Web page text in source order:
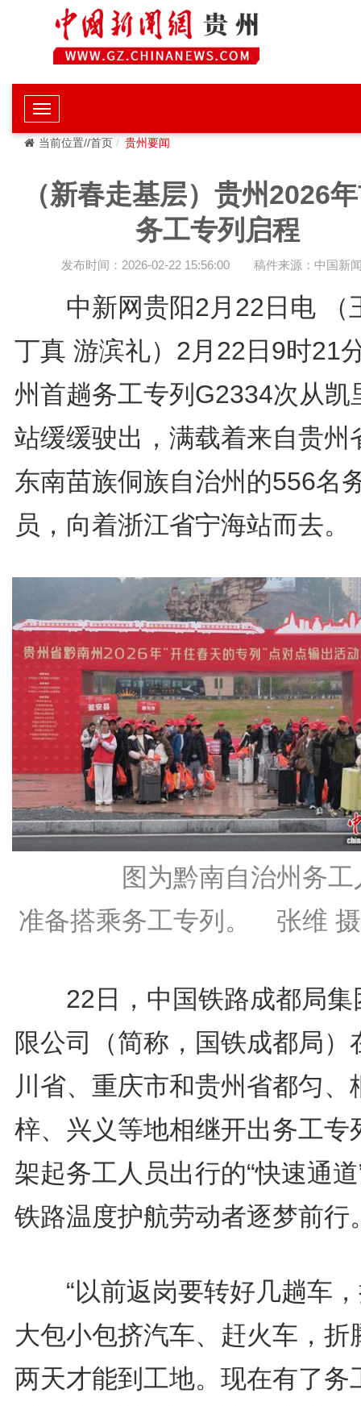
当前位置//首页 贵州要闻
（新春走基层）贵州2026
务工专列启程
发布时间：2026-02-22 15:56:00 稿件来源：中国新
中新网贵阳2月22日电 （
丁真 游滨礼）2月22日9时21
州首趟务工专列G2334次从凯
站缓缓驶出，满载着来自贵州
东南苗族侗族自治州的556名
员，向着浙江省宁海站而去。
图为黔南自治州务工
准备搭乘务工专列。 张维 摄
22日，中国铁路成都局集
限公司（简称，国铁成都局）
川省、重庆市和贵州省都匀、
梓、兴义等地相继开出务工专
架起务工人员出行的“快速通
铁路温度护航劳动者逐梦前行
“以前返岗要转好几趟车，
大包小包挤汽车、赶火车，折
两天才能到工地。现在有了务